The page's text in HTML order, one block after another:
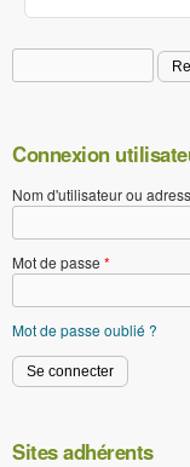
Formulaire de
Connexion
Nom d'utilisateur ou
Mot de passe *
Mot de passe oublié ?
Sites adhérents